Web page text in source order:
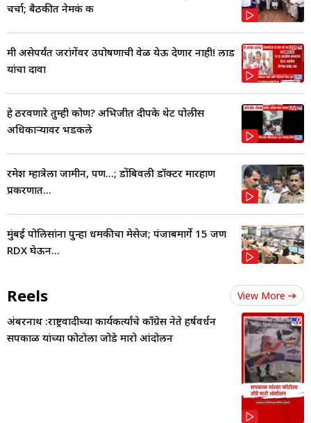
चर्चा; बैठकीत नेमकं क
मी असेपर्यंत जरांगेंवर उपोषणाची वेळ येऊ देणार नाही! लाड
यांचा दावा
हे ठरवणारे तुम्ही कोण? अभिजीत दीपके थेट पोलीस
अधिकाऱ्यावर भडकले
रमेश म्हात्रेला जामीन, पण...; डोंबिवली डॉक्टर मारहाण
प्रकरणात...
मुंबई पोलिसांना पुन्हा धमकीचा मेसेज; पंजाबमार्गे 15 जण
RDX घेऊन...
Reels View More
अंबरनाथ :राष्ट्रवादीच्या कार्यकर्त्यांचे काँग्रेस नेते हर्षवर्धन
सपकाळ यांच्या फोटोला जोडे मारो आंदोलन